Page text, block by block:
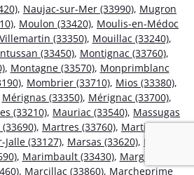
, Naujac-sur-Mer (33990), Mugron
, Moulon (33420), Moulis-en-Médoc
(33350), Mouillac (33240),
(33450), Montignac (33760),
, Montagne (33570), Monprimblanc
, Mombrier (33710), Mios (33380),
Mérignas (33350), Mérignac (33700),
(33210), Mauriac (33540), Massugas
, Martres (33760), Martillac
(33127), Marsas (33620), Marsac
, Marimbault (33430), Margueron
, Marcillac (33860), Marcheprime